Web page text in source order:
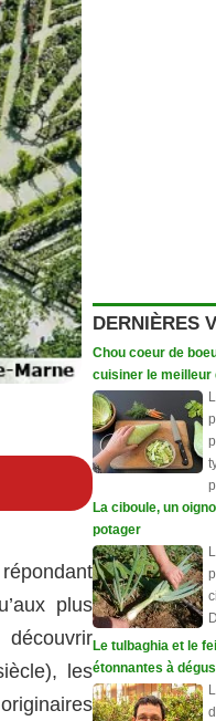
plus
les
DERNIÈRES
Chou coeur de
cuisiner le meilleur
La ciboule, un
potager
Le tulbaghia et le
étonnantes à